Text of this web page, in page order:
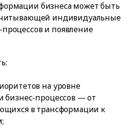
бизнеса может быть
индивидуальные
и появление
на уровне
бизнес-процессов — от
в трансформации к